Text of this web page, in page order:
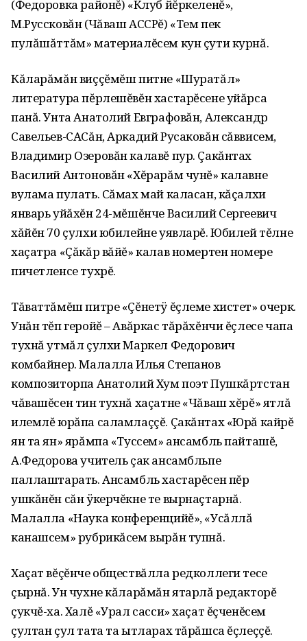
(Федоровка районĕ) «Клуб йĕркеленĕ»,
М.Руссковăн (Чăваш АССРĕ) «Тем пек
пулăшăттăм» материалĕсем кун çути курнă.
Кăларăмăн виççĕмĕш питне «Шуратăл»
литература пĕрлешĕвĕн хастарĕсене уйăрса
панă. Унта Анатолий Евграфовăн, Александр
Савельев-САСăн, Аркадий Русаковăн сăввисем,
Владимир Озеровăн калавĕ пур. Çакăнтах
Василий Антоновăн «Хĕрарăм чунĕ» калавне
вулама пулать. Сăмах май каласан, кăçалхи
январь уйăхĕн 24-мĕшĕнче Василий Сергеевич
хăйĕн 70 çулхи юбилейне уявларĕ. Юбилей тĕлне
хаçатра «Çăкăр вăйĕ» калав номертен номере
пичетленсе тухрĕ.
Тăваттăмĕш питре «Çĕнетÿ ĕçлеме хистет» очерк.
Унăн тĕп геройĕ – Авăркас тăрăхĕнчи ĕçлесе чапа
тухнă утмăл çулхи Маркел Федорович
комбайнер. Малалла Илья Степанов
композиторпа Анатолий Хум поэт Пушкăртстан
чăвашĕсен тин тухнă хаçатне «Чăваш хĕрĕ» ятлă
илемлĕ юрăпа саламлаççĕ. Çакăнтах «Юрă кайрĕ
ян та ян» ярăмпа «Туссем» ансамбль пайташĕ,
А.Федорова учитель çак ансамбльпе
паллаштарать. Ансамбль хастарĕсен пĕр
ушкăнĕн сăн ÿкерчĕкне те вырнаçтарнă.
Малалла «Наука конференцийĕ», «Усăллă
канашсем» рубрикăсем вырăн тупнă.
Хаçат вĕçĕнче обществăлла редколлеги тесе
çырнă. Ун чухне кăларăмăн ятарлă редакторĕ
çукчĕ-ха. Халĕ «Урал сасси» хаçат ĕçченĕсем
çултан çул тата та ытларах тăрăшса ĕçлеççĕ.